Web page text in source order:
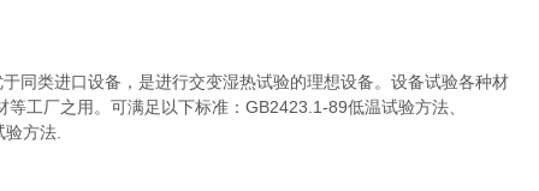
同类进口设备，是进行交变湿热试验的理想设备。设备试验各种材
工厂之用。可满足以下标准：GB2423.1-89低温试验方法、
方法.